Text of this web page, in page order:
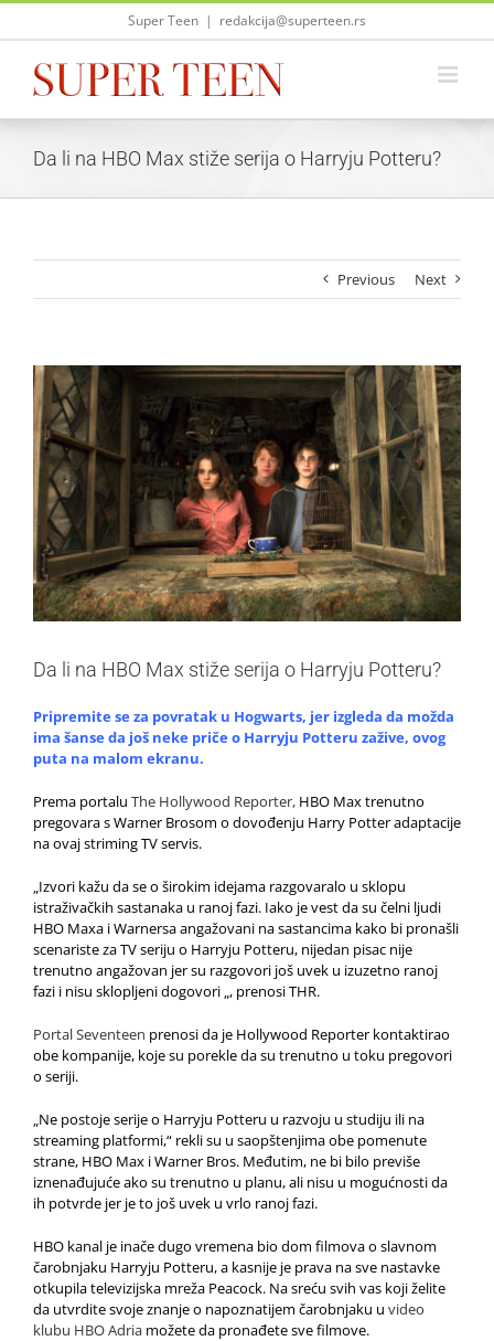
Skip
Super Teen | redakcija@superteen.rs
Da li na HBO Max stiže serija o Harryju Potteru?
Previous Next
View
Larger
Image
Da li na HBO Max stiže serija o Harryju Potteru?
Pripremite se za povratak u Hogwarts, jer izgleda da možda
ima šanse da još neke priče o Harryju Potteru zažive, ovog
puta na malom ekranu.
Prema portalu The Hollywood Reporter, HBO Max trenutno
pregovara s Warner Brosom o dovođenju Harry Potter adaptacije
na ovaj striming TV servis.
„Izvori kažu da se o širokim idejama razgovaralo u sklopu
istraživačkih sastanaka u ranoj fazi. Iako je vest da su čelni ljudi
HBO Maxa i Warnersa angažovani na sastancima kako bi pronašli
scenariste za TV seriju o Harryju Potteru, nijedan pisac nije
trenutno angažovan jer su razgovori još uvek u izuzetno ranoj
fazi i nisu sklopljeni dogovori „, prenosi THR.
Portal Seventeen prenosi da je Hollywood Reporter kontaktirao
obe kompanije, koje su porekle da su trenutno u toku pregovori
o seriji.
„Ne postoje serije o Harryju Potteru u razvoju u studiju ili na
streaming platformi,“ rekli su u saopštenjima obe pomenute
strane, HBO Max i Warner Bros. Međutim, ne bi bilo previše
iznenađujuće ako su trenutno u planu, ali nisu u mogućnosti da
ih potvrde jer je to još uvek u vrlo ranoj fazi.
HBO kanal je inače dugo vremena bio dom filmova o slavnom
čarobnjaku Harryju Potteru, a kasnije je prava na sve nastavke
otkupila televizijska mreža Peacock. Na sreću svih vas koji želite
da utvrdite svoje znanje o napoznatijem čarobnjaku u video
klubu HBO Adria možete da pronađete sve filmove.